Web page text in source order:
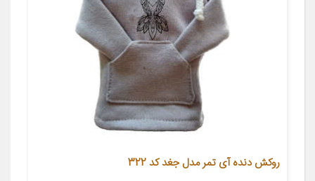
روکش دنده آی تمر مدل جغد کد 322